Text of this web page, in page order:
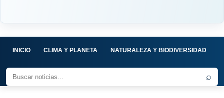
INICIO CLIMA Y PLANETA NATURALEZA Y BIODIVERSIDAD
⌕